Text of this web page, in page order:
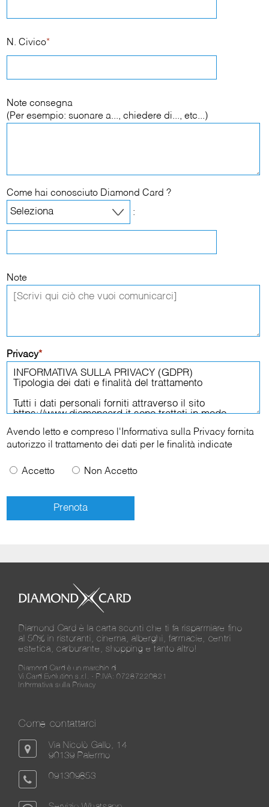
N. Civico*
Note consegna
(Per esempio: suonare a..., chiedere di..., etc...)
Come hai conosciuto Diamond Card ?
:
Note
Privacy*
Avendo letto e compreso l' Informativa sulla Privacy fornita
autorizzo il trattamento dei dati per le finalità indicate
Accetto Non Accetto
Diamond Card è la carta sconti che ti fa risparmiare fino
al 50% in ristoranti, cinema, alberghi, farmacie, centri
estetica, carburante, shopping e tanto altro!
Diamond Card è un marchio di
Vi.Card Evolution s.r.l. - P.IVA: 07287220821
Informativa sulla Privacy
Come contattarci
Via Nicolò Gallo, 14
90139 Palermo
091309853